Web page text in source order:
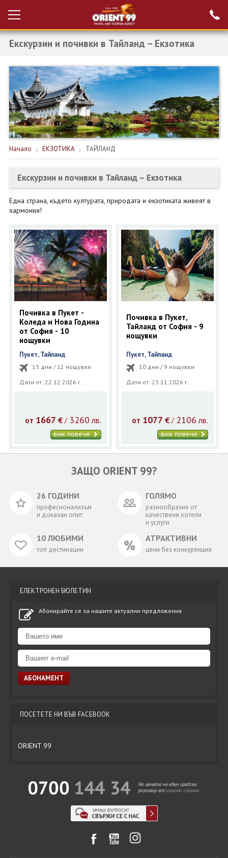
Вход за агенти
Проверка на
резервация
РАННИ ЗАПИСВАНИЯ ТУРЦИЯ
НОВА ГОДИНА ТУРЦИЯ
НОВА ГОДИНА
ПОЧИВКИ
КРУИЗИ
ЕКЗОТИКА
ЕКСКУРЗИИ
ОЩЕ
ЗА НАС
КОНТАКТИ
ФИРМЕНИ ДОКУМЕНТИ
0700 144 34 Запитване
ПОСЛЕДВАЙТЕ НИ
Екскурзии и почивки в Тайланд – Екзотика
Начало ЕКЗОТИКА ТАЙЛАНД
Екскурзии и почивки в Тайланд – Екзотика
Една страна, където културата, природата и екзотиката живеят в
хармония!
Почивка в Пукет -
Коледа и Нова Година
от София - 10
нощувки
Пукет, Тайланд
13 дни / 12 нощувки
Дати от: 22.12.2026 г.
от 1667 €/ 3260 лв.
виж повече
Почивка в Пукет,
Тайланд от София - 9
нощувки
Пукет, Тайланд
10 дни / 9 нощувки
Дати от: 23.11.2026 г.
от 1077 € / 2106 лв.
виж повече
ЗАЩО ORIENT 99?
26 ГОДИНИ
професионализъм
и доказан опит
ГОЛЯМО
разнообразие от
качествени хотели
и услуги
10 ЛЮБИМИ
топ дестинации
АТРАКТИВНИ
цени без конкуренция
ЕЛЕКТРОНЕН БЮЛЕТИН
Абонирайте се за нашите актуални предложения
ПОСЕТЕТЕ НИ ВЪВ FACEBOOK
ORIENT 99